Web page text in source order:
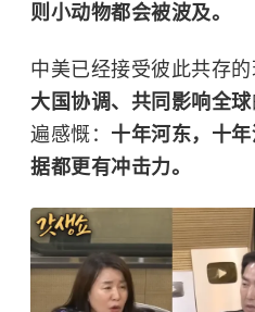
则小动物都会被波及。
中美已经接受彼此共存
大国协调、共同影响全球
遍感慨： 十年河东，十
据都更有冲击力。